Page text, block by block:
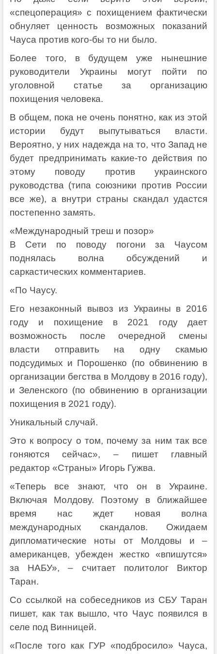
«спецоперация» с похищением фактически
обнуляет ценность возможных показаний
Чауса против кого-бы то ни было.
Более того, в будущем уже нынешние
руководители Украины могут пойти по
уголовной статье за организацию
похищения человека.
В общем, пока не очень понятно, как из этой
истории будут выпутываться власти.
Вероятно, у них надежда на то, что Запад не
будет предпринимать какие-то действия по
этому поводу против украинского
руководства (типа союзники против России
все же), а внутри страны скандал удастся
постепенно замять.
«Международный треш и позор»
В Сети по поводу погони за Чаусом
поднялась волна обсуждений и
саркастических комментариев.
«По Чаусу.
Его незаконный вывоз из Украины в 2016
году и похищение в 2021 году дает
возможность после очередной смены
власти отправить на одну скамью
подсудимых и Порошенко (по обвинению в
организации бегства в Молдову в 2016 году),
и Зеленского (по обвинению в организации
похищения в 2021 году).
Уникальный случай.
Это к вопросу о том, почему за ним так все
гоняются сейчас», – пишет главный
редактор «Страны» Игорь Гужва.
«Теперь все знают, что он в Украине.
Включая Молдову. Поэтому в ближайшее
время нас ждет новая волна
международных скандалов. Ожидаем
дипломатические ноты от Молдовы и –
американцев, убежден жестко «впишутся»
за НАБУ», – считает политолог Виктор
Таран.
Со ссылкой на собеседников из СБУ Таран
пишет, как так вышло, что Чаус появился в
селе под Винницей.
«После того как ГУР «подбросило» Чауса,